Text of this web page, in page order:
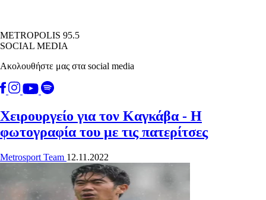
METROPOLIS 95.5
SOCIAL MEDIA
Ακολουθήστε μας στα social media
Χειρουργείο για τον Καγκάβα - Η
φωτογραφία του με τις πατερίτσες
Metrosport Team 12.11.2022